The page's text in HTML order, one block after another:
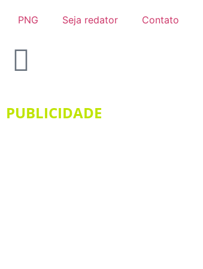
PNG Seja redator Contato
PUBLICIDADE